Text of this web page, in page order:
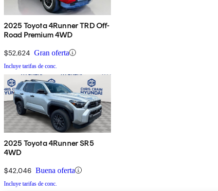
2025 Toyota 4Runner TRD Off-
Road Premium 4WD
$52,624 Gran oferta
Incluye tarifas de conc.
2025 Toyota 4Runner SR5
4WD
$42,046 Buena oferta
Incluye tarifas de conc.